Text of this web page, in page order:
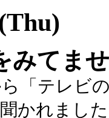
みてま
「テレビ
かれまし